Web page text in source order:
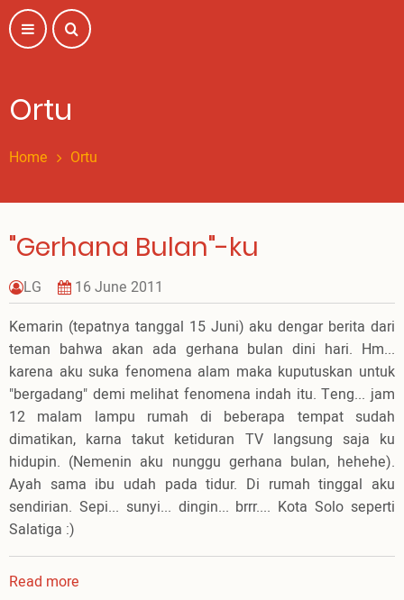
Skip
to
main
Ortu
Home Ortu
"Gerhana Bulan"-ku
LG
16 June 2011
Kemarin (tepatnya tanggal 15 Juni) aku dengar berita dari
teman bahwa akan ada gerhana bulan dini hari. Hm...
karena aku suka fenomena alam maka kuputuskan untuk
"bergadang" demi melihat fenomena indah itu. Teng... jam
12 malam lampu rumah di beberapa tempat sudah
dimatikan, karna takut ketiduran TV langsung saja ku
hidupin. (Nemenin aku nunggu gerhana bulan, hehehe).
Ayah sama ibu udah pada tidur. Di rumah tinggal aku
sendirian. Sepi... sunyi... dingin... brrr.... Kota Solo seperti
Salatiga :)
Read more